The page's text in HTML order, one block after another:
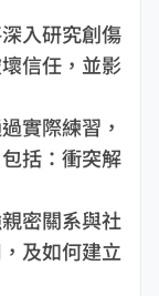
入研究創傷
信任，並影
實際練習，
括：衝突解
密關系與社
及如何建立